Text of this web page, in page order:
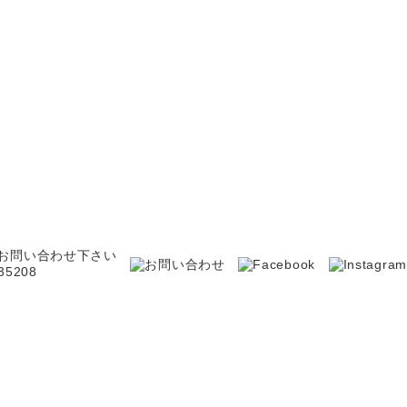
問い合わせ下さい